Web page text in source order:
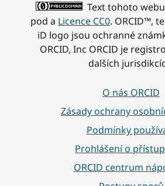
Text tohoto
pod a Licence CC0. ORCID™,
iD logo jsou ochranné
ORCID, Inc ORCID je
dalších
O nás ORCID
Zásady ochrany
Podmínky
Prohlášení o
ORCID centrum